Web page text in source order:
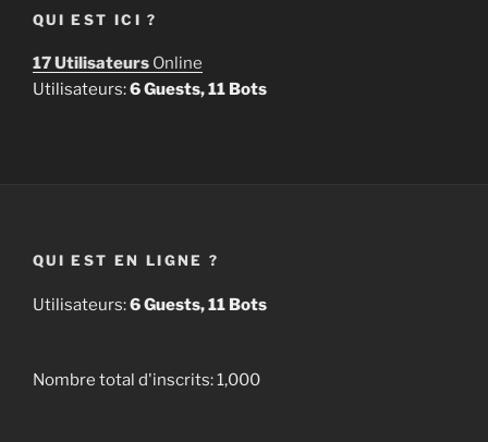
QUI EST ICI ?
17 Utilisateurs Online
Utilisateurs:6 Guests, 11 Bots
QUI EST EN LIGNE ?
Utilisateurs:6 Guests, 11 Bots
Nombre total d'inscrits:1,000